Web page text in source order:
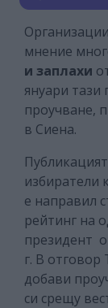
мнение
и заплахи
януари тази
проучване,
в Сиена.
избиратели
е направил
рейтинг на
президент
г. В
добави
си срещу